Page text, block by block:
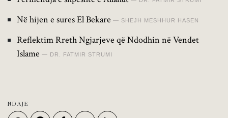
Në hijen e sures El Bekare SHEJH MESHHUR HASEN
Reflektim Rreth Ngjarjeve që Ndodhin në Vendet
Islame
DR. FATMIR STRUMI
NDAJE